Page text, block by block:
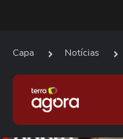
Capa Notícias